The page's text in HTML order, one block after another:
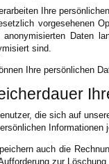
Ihre
vorgesehenen
anonymisierten Daten
sind.
Ihre persönlichen
die sich auf
Informationen
auch die
Aufforderung zur